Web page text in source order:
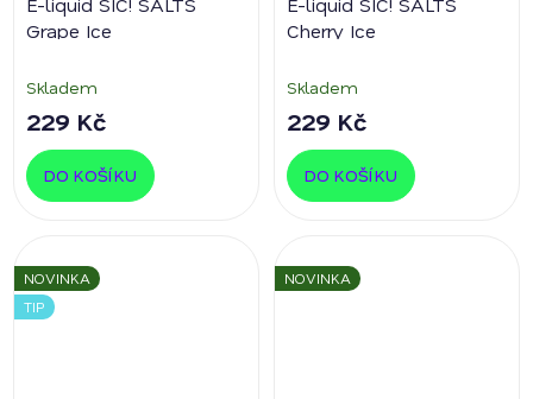
Grape Ice
Skladem
229 Kč
DO KOŠÍKU
Cherry Ice
Skladem
229 Kč
DO KOŠÍKU
NOVINKA
TIP
NOVINKA